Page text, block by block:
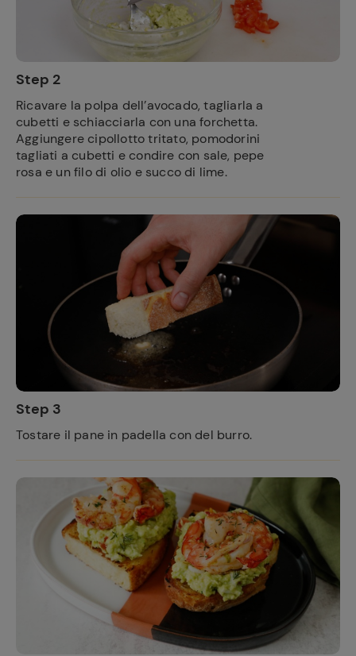
Step 2
Ricavare la polpa dell’avocado, tagliarla a
cubetti e schiacciarla con una forchetta.
Aggiungere cipollotto tritato, pomodorini
tagliati a cubetti e condire con sale, pepe
rosa e un filo di olio e succo di lime.
Step 3
Tostare il pane in padella con del burro.